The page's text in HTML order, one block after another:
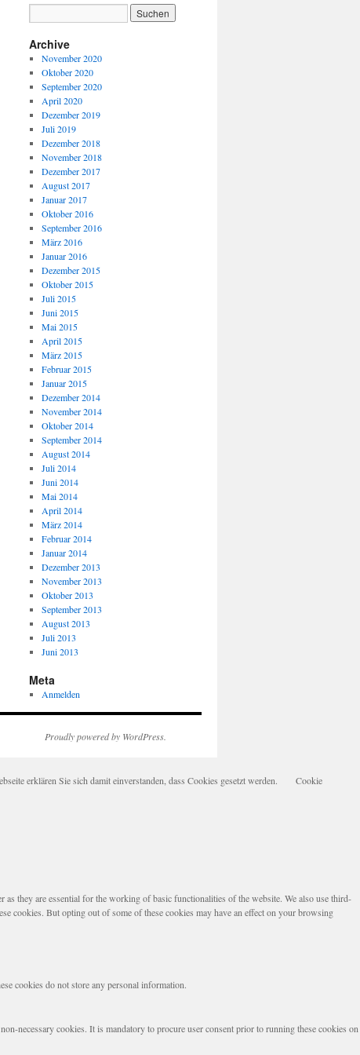
Archive
November 2020
Oktober 2020
September 2020
April 2020
Dezember 2019
Juli 2019
Dezember 2018
November 2018
Dezember 2017
August 2017
Januar 2017
Oktober 2016
September 2016
März 2016
Januar 2016
Dezember 2015
Oktober 2015
Juli 2015
Juni 2015
Mai 2015
April 2015
März 2015
Februar 2015
Januar 2015
Dezember 2014
November 2014
Oktober 2014
September 2014
August 2014
Juli 2014
Juni 2014
Mai 2014
April 2014
März 2014
Februar 2014
Januar 2014
Dezember 2013
November 2013
Oktober 2013
September 2013
August 2013
Juli 2013
Juni 2013
Meta
Anmelden
Proudly powered by WordPress.
erklären Sie sich damit einverstanden, dass Cookies gesetzt werden.
Cookie
they are essential for the working of basic functionalities of the website. We also use third-
cookies. But opting out of some of these cookies may have an effect on your browsing
cookies do not store any personal information.
necessary cookies. It is mandatory to procure user consent prior to running these cookies on